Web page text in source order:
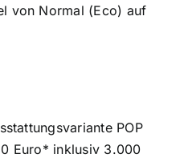
von Normal (Eco) auf
POP
Euro* inklusiv 3.000